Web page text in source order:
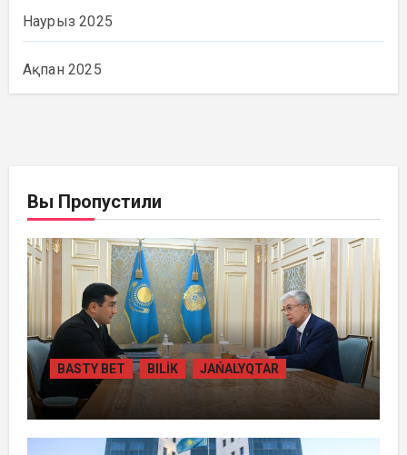
Наурыз 2025
Ақпан 2025
Вы Пропустили
BASTY BET BILİK JAŃALYQTAR
ПРЕЗИДЕНТ «БӘЙТЕРЕК» ХОЛДИНГІНІҢ
БАСШЫСЫН ҚАБЫЛДАДЫ